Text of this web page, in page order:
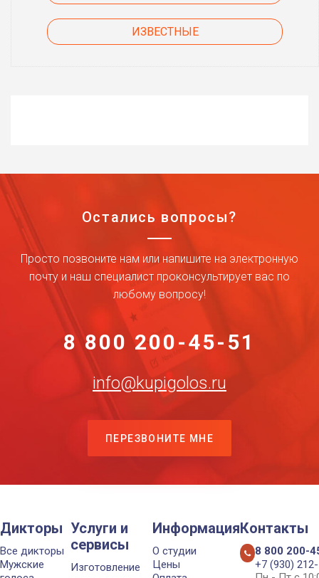
ИЗВЕСТНЫЕ
Остались вопросы?
Просто позвоните нам или напишите на электронную
почту и наш специалист проконсультирует вас по
любому вопросу!
8 800 200-45-51
info@kupigolos.ru
ПЕРЕЗВОНИТЕ МНЕ
Дикторы
Все дикторы
Мужские
Услуги и
сервисы
Изготовление
Информация
О студии
Цены
Контакты
8 800 200-
+7 (930)